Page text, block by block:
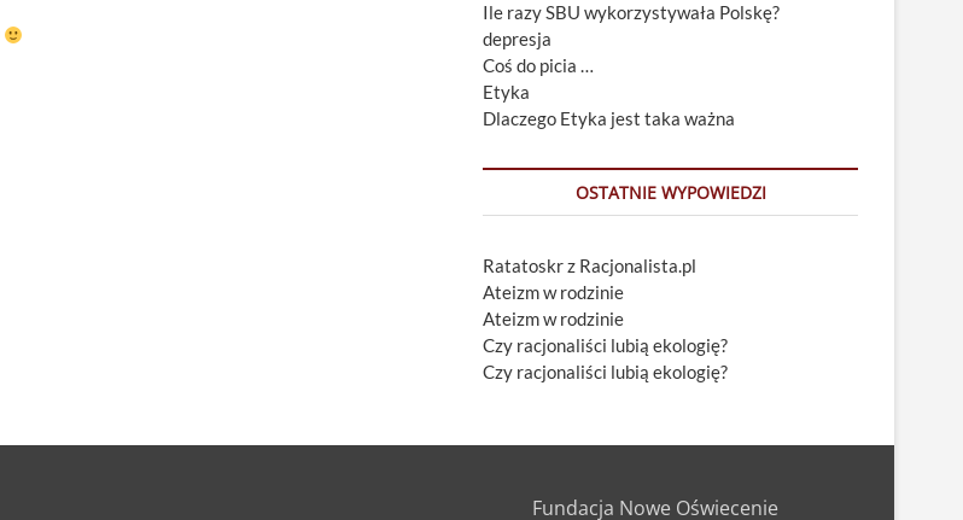
Ile razy SBU wykorzystywała Polskę?
depresja
Coś do picia …
Etyka
Dlaczego Etyka jest taka ważna
OSTATNIE WYPOWIEDZI
Ratatoskr z Racjonalista.pl
Ateizm w rodzinie
Ateizm w rodzinie
Czy racjonaliści lubią ekologię?
Czy racjonaliści lubią ekologię?
Fundacja Nowe Oświecenie